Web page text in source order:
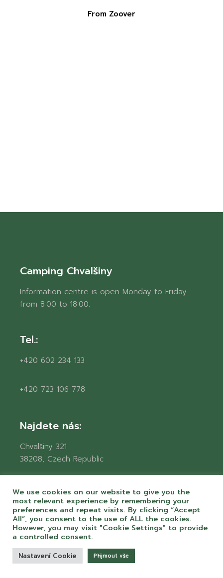
From Zoover
Camping Chvalšiny
Information centre is open Monday to Friday
from 8:00 to 18:00.
Tel.:
+420 602 234 133
+420 723 106 778
Najdete nás:
Chvalšiny 321
38208, Czech Republic
Email:
info@mycamp.cz
Get Social
We use cookies on our website to give you the
most relevant experience by remembering your
preferences and repeat visits. By clicking “Accept
All”, you consent to the use of ALL the cookies.
However, you may visit "Cookie Settings" to provide
a controlled consent.
Nastavení Cookie Přijmout vše